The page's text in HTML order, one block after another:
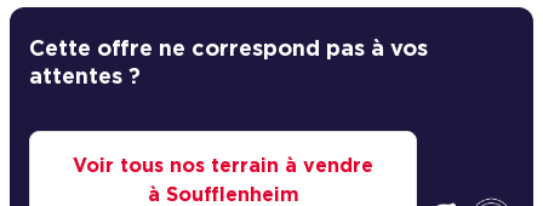
Cette offre ne correspond pas à vos
attentes ?
Voir tous nos terrain à vendre
à Soufflenheim